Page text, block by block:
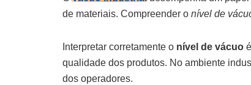
de materiais. Compreender o nível de
Interpretar corretamente o nível de vácuo
qualidade dos produtos. No ambiente
dos operadores.